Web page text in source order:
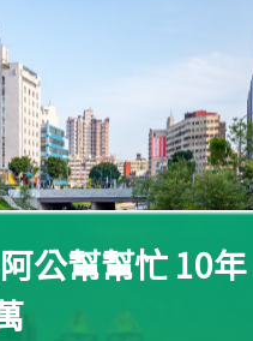
公幫幫忙 10年